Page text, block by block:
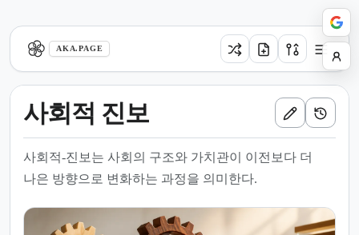
AKA.PAGE
사회적 진보
사회적-진보는 사회의 구조와 가치관이 이전보다 더
나은 방향으로 변화하는 과정을 의미한다.